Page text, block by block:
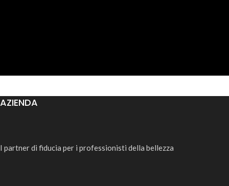
AZIENDA
I partner di fiducia per i professionisti della bellezza